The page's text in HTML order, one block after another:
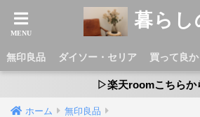
暮らし
無印良品 ダイソー・セリア 買って良
▷楽天roomこちら
ホーム 無印良品